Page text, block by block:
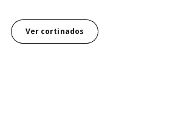
Ver cortinados